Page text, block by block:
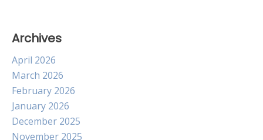
Archives
April 2026
March 2026
February 2026
January 2026
December 2025
November 2025